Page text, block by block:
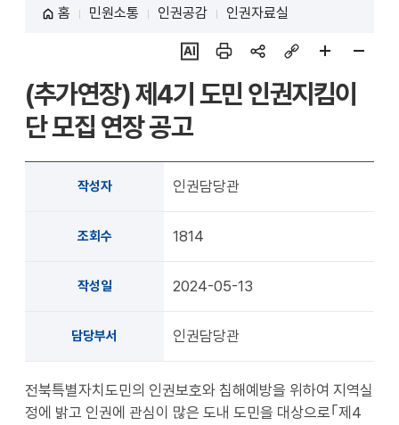
홈 민원소통 인권공감 인권자료실
천
공유
복사
지
확대
축소
(추가연장) 제4기 도민 인권지킴이
단 모집 연장 공고
작성자 인권담당관
조회수 1814
작성일 2024-05-13
담당부서 인권담당관
전북특별자치도민의 인권보호와 침해예방을 위하여 지역실
정에 밝고 인권에 관심이 많은 도내 도민을 대상으로｢제4